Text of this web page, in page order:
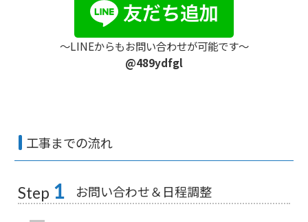
〜LINEからもお問い合わせが可能です〜
@489ydfgl
工事までの流れ
Step 1 お問い合わせ＆日程調整